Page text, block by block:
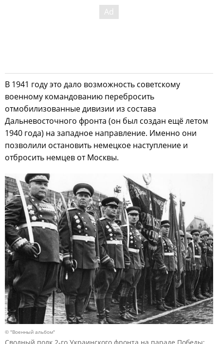
В 1941 году это дало возможность советскому
военному командованию перебросить
отмобилизованные дивизии из состава
Дальневосточного фронта (он был создан ещё летом
1940 года) на западное направление. Именно они
позволили остановить немецкое наступление и
отбросить немцев от Москвы.
© "Военный альбом"